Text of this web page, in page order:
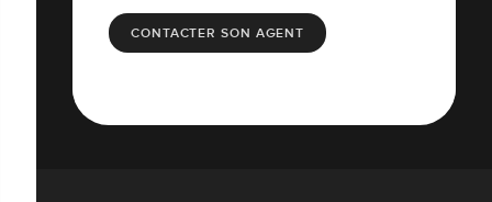
CONTACTER SON AGENT